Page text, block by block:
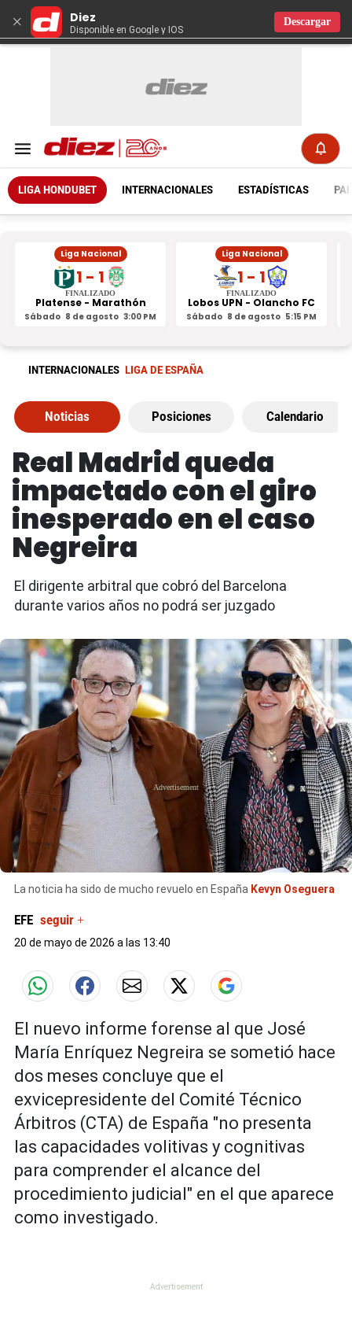
× Diez
Disponible en Google y IOS
Descargar
LIGA HONDUBET INTERNACIONALES ESTADÍSTICAS
Liga Nacional
1 - 1
FINALIZADO
Platense - Marathón
Sábado 8 de agosto 3:00 PM
Liga Nacional
1 - 1
FINALIZADO
Lobos UPN - Olancho FC
Sábado 8 de agosto 5:15 PM
INTERNACIONALES LIGA DE ESPAÑA
Noticias Posiciones Calendario
Real Madrid queda
impactado con el giro
inesperado en el caso
Negreira
El dirigente arbitral que cobró del Barcelona
durante varios años no podrá ser juzgado
La noticia ha sido de mucho revuelo en España Kevyn Oseguera
X
EFE seguir +
20 de mayo de 2026 a las 13:40
El nuevo informe forense al que José
María Enríquez Negreira se sometió hace
dos meses concluye que el
exvicepresidente del Comité Técnico
Árbitros (CTA) de España "no presenta
las capacidades volitivas y cognitivas
para comprender el alcance del
procedimiento judicial" en el que aparece
como investigado.